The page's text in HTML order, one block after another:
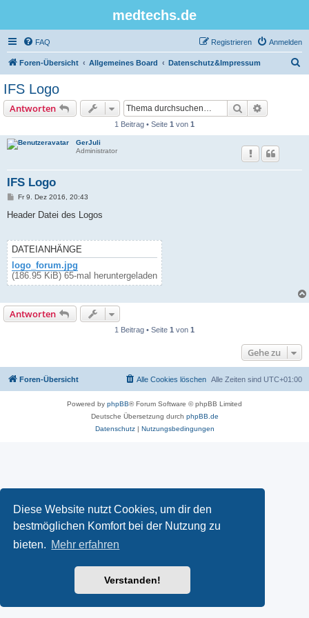
Diese Website nutzt Cookies, um dir den
bestmöglichen Komfort bei der Nutzung zu
bieten. Mehr erfahren
Verstanden!
medtechs.de
FAQ Anmelden
Registrieren
Foren-Übersicht Allgemeines Board Datenschutz&Impressum
IFS Logo
Antworten Suche
1 Beitrag • Seite 1 von 1
GerJuli
Administrator
IFS Logo
B
i
g
Fr 9. Dez 2016, 20:43
Header Datei des Logos
DATEIANHÄNGE
logo_forum.jpg
(186.95 KiB) 65-mal heruntergeladen
Antworten
1 Beitrag • Seite 1 von 1
Gehe zu
Foren-Übersicht Alle Zeiten sind UTC+01:00
Alle Cookies löschen
Powered by phpBB® Forum Software © phpBB Limited
Deutsche Übersetzung durch phpBB.de
Datenschutz| Nutzungsbedingungen